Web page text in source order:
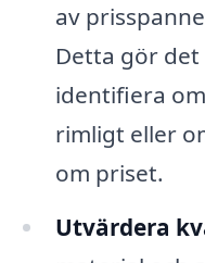
av
Detta gör
identifiera
rimligt eller
om priset.
Utvärdera